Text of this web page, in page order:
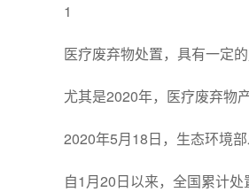
1
医疗废弃物处置，具有一定
尤其是2020年，医疗废弃物
2020年5月18日，生态环境
自1月20日以来，全国累计